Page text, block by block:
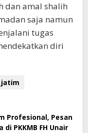
dan amal shalih
saja namun
tugas
diri
Profesional, Pesan
PKKMB FH Unair